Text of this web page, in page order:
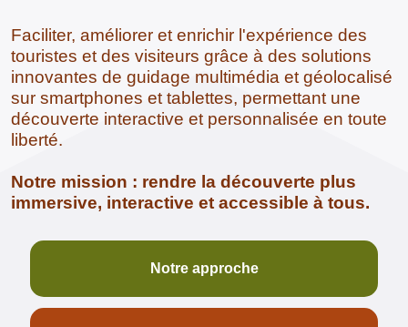
Faciliter, améliorer et enrichir l'expérience des
touristes et des visiteurs grâce à des solutions
innovantes de guidage multimédia et géolocalisé
sur smartphones et tablettes, permettant une
découverte interactive et personnalisée en toute
liberté.
Notre mission : rendre la découverte plus
immersive, interactive et accessible à tous.
Notre approche